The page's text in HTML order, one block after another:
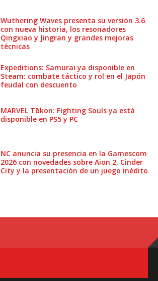
Wuthering Waves presenta su versión 3.6
con nueva historia, los resonadores
Qingxiao y Jingran y grandes mejoras
técnicas
Expeditions: Samurai ya disponible en
Steam: combate táctico y rol en el Japón
feudal con descuento
MARVEL Tōkon: Fighting Souls ya está
disponible en PS5 y PC
NC anuncia su presencia en la Gamescom
2026 con novedades sobre Aion 2, Cinder
City y la presentación de un juego inédito